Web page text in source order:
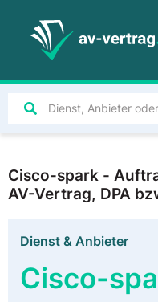
Cisco-spark -
AV-Vertrag, DPA
Dienst & Anbieter
Cisco-